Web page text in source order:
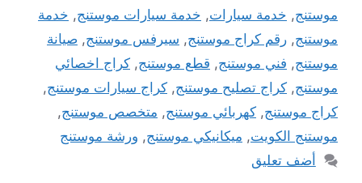
موستنج, خدمة سيارات, خدمة سيارات موستنج, خدمة
موستنج, رقم كراج موستنج, سيرفس موستنج, صيانة
موستنج, فني موستنج, قطع موستنج, كراج اخصائي
موستنج, كراج تصليح موستنج, كراج سيارات موستنج,
كراج موستنج, كهربائي موستنج, متخصص موستنج,
موستنج الكويت, ميكانيكي موستنج, ورشة موستنج
أضف تعليق